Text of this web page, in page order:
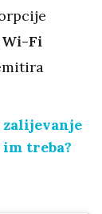
Wi-Fi
treba?